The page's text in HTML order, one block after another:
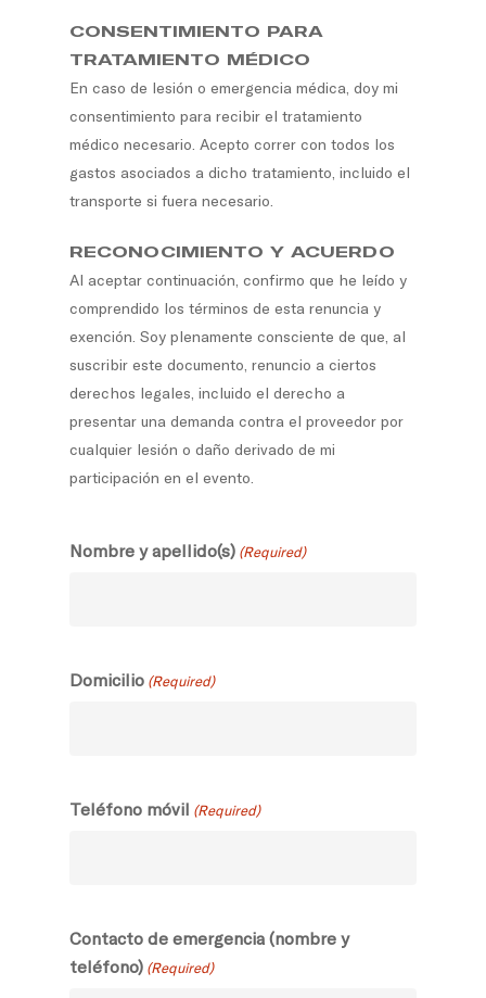
CONSENTIMIENTO PARA
TRATAMIENTO MÉDICO
En caso de lesión o emergencia médica, doy mi
consentimiento para recibir el tratamiento
médico necesario. Acepto correr con todos los
gastos asociados a dicho tratamiento, incluido el
transporte si fuera necesario.
RECONOCIMIENTO Y ACUERDO
Al aceptar continuación, confirmo que he leído y
comprendido los términos de esta renuncia y
exención. Soy plenamente consciente de que, al
suscribir este documento, renuncio a ciertos
derechos legales, incluido el derecho a
presentar una demanda contra el proveedor por
cualquier lesión o daño derivado de mi
participación en el evento.
Nombre y apellido(s) (Required)
Domicilio (Required)
Teléfono móvil (Required)
Contacto de emergencia (nombre y
teléfono) (Required)